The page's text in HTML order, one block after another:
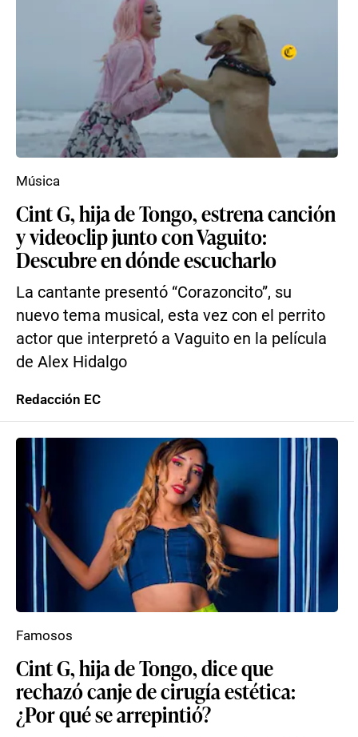
Cint G, hija de Tongo, estrena canción
y videoclip junto con Vaguito:
Descubre en dónde escucharlo
La cantante presentó “Corazoncito”, su
nuevo tema musical, esta vez con el perrito
actor que interpretó a Vaguito en la película
de Alex Hidalgo
Música
Redacción EC
Cint G, hija de Tongo, dice que
rechazó canje de cirugía estética:
¿Por qué se arrepintió?
Famosos